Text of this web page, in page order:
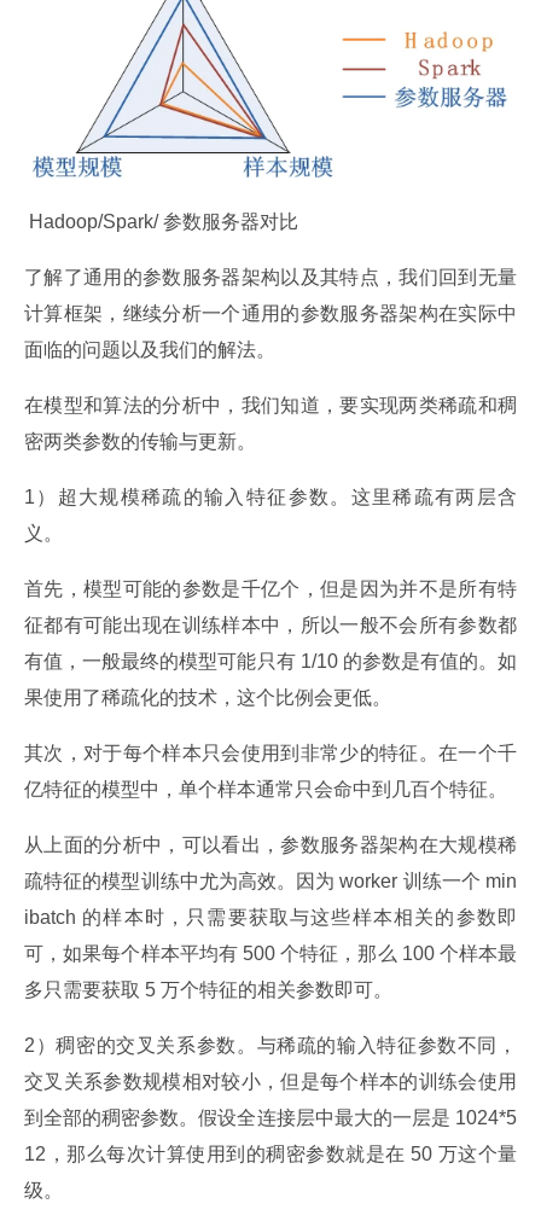
Hadoop/Spark/ 参数服务器对比
了解了通用的参数服务器架构以及其特点，我们回到无量
计算框架，继续分析一个通用的参数服务器架构在实际中
面临的问题以及我们的解法。
在模型和算法的分析中，我们知道，要实现两类稀疏和稠
密两类参数的传输与更新。
1）超大规模稀疏的输入特征参数。这里稀疏有两层含
义。
首先，模型可能的参数是千亿个，但是因为并不是所有特
征都有可能出现在训练样本中，所以一般不会所有参数都
有值，一般最终的模型可能只有 1/10 的参数是有值的。如
果使用了稀疏化的技术，这个比例会更低。
其次，对于每个样本只会使用到非常少的特征。在一个千
亿特征的模型中，单个样本通常只会命中到几百个特征。
从上面的分析中，可以看出，参数服务器架构在大规模稀
疏特征的模型训练中尤为高效。因为 worker 训练一个 min
ibatch 的样本时，只需要获取与这些样本相关的参数即
可，如果每个样本平均有 500 个特征，那么 100 个样本最
多只需要获取 5 万个特征的相关参数即可。
2）稠密的交叉关系参数。与稀疏的输入特征参数不同，
交叉关系参数规模相对较小，但是每个样本的训练会使用
到全部的稠密参数。假设全连接层中最大的一层是 1024*5
12，那么每次计算使用到的稠密参数就是在 50 万这个量
级。